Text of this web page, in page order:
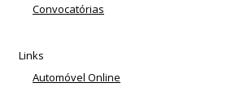
Convocatórias
Links
Automóvel Online